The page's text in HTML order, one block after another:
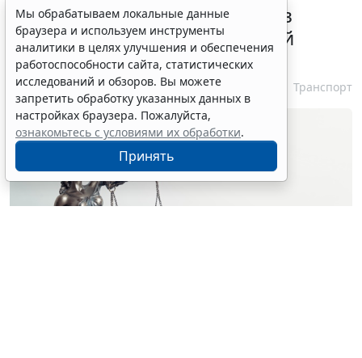
ВС РФ признал лишение прав
незаконным при неизвестной
личности водителя
7 августа 2026 16:37 Транспорт
Мы обрабатываем локальные данные
браузера и используем инструменты
аналитики в целях улучшения и обеспечения
работоспособности сайта, статистических
исследований и обзоров. Вы можете
запретить обработку указанных данных в
настройках браузера. Пожалуйста,
ознакомьтесь с условиями их обработки.
Принять